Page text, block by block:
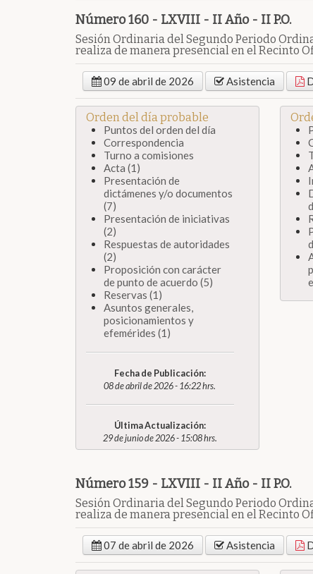
Número 160 - LXVIII - II Año - II P.O.
Sesión Ordinaria del Segundo Periodo
realiza de manera presencial en el Recinto
09 de abril de 2026 Asistencia
Orden del día probable
Puntos del orden del día
Correspondencia
Turno a comisiones
Acta (1)
Presentación de
dictámenes y/o documentos
(7)
Presentación de iniciativas
(2)
Respuestas de autoridades
(2)
Proposición con carácter
de punto de acuerdo (5)
Reservas (1)
Asuntos generales,
posicionamientos y
efemérides (1)
Fecha de Publicación:
08 de abril de 2026 - 16:22 hrs.
Última Actualización:
29 de junio de 2026 - 15:08 hrs.
Número 159 - LXVIII - II Año - II P.O.
Sesión Ordinaria del Segundo Periodo
realiza de manera presencial en el Recinto
07 de abril de 2026 Asistencia